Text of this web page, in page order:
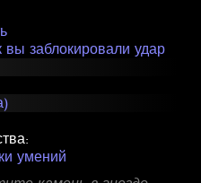
вы заблокировали удар
умений